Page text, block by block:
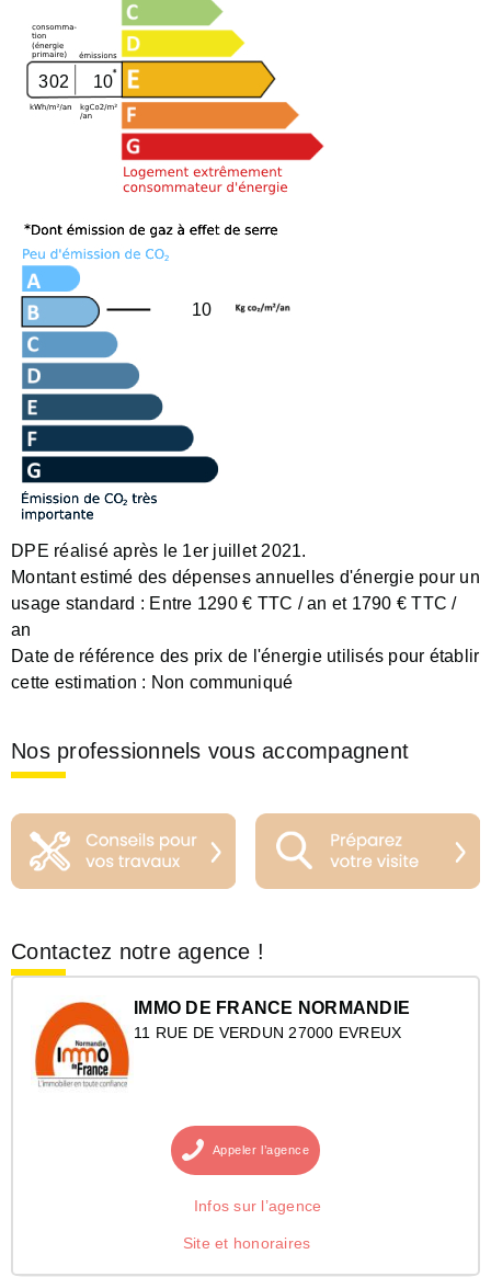
302 10
10
DPE réalisé après le 1er juillet 2021.
Montant estimé des dépenses annuelles d'énergie pour un
usage standard : Entre 1290 € TTC / an et 1790 € TTC /
an
Date de référence des prix de l'énergie utilisés pour établir
cette estimation : Non communiqué
Nos professionnels vous accompagnent
Contactez notre agence !
IMMO DE FRANCE NORMANDIE
11 RUE DE VERDUN 27000 EVREUX
Appeler l’agence
Infos sur l’agence
Site et honoraires